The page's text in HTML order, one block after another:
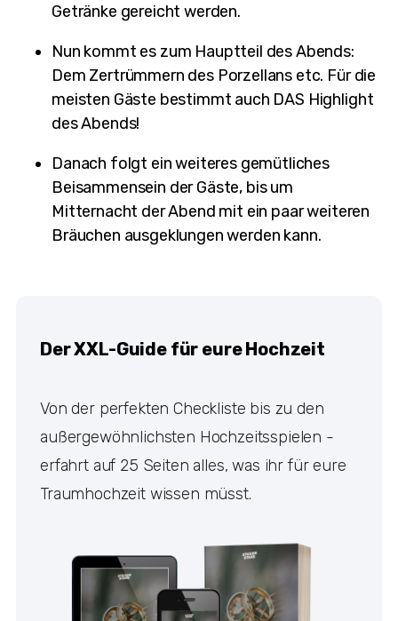
Getränke gereicht werden.
Nun kommt es zum Hauptteil des Abends:
Dem Zertrümmern des Porzellans etc. Für die
meisten Gäste bestimmt auch DAS Highlight
des Abends!
Danach folgt ein weiteres gemütliches
Beisammensein der Gäste, bis um
Mitternacht der Abend mit ein paar weiteren
Bräuchen ausgeklungen werden kann.
Der XXL-Guide für eure Hochzeit
Von der perfekten Checkliste bis zu den
außergewöhnlichsten Hochzeitsspielen -
erfahrt auf 25 Seiten alles, was ihr für eure
Traumhochzeit wissen müsst.